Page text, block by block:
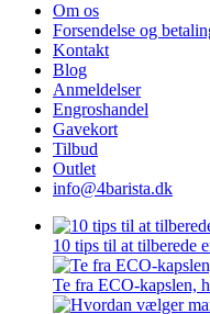
Om os
Forsendelse og
Kontakt
Blog
Anmeldelser
Engroshandel
Gavekort
Tilbud
Outlet
info@4barista.dk
10 tips til at tilberede
Te fra ECO-kapslen,